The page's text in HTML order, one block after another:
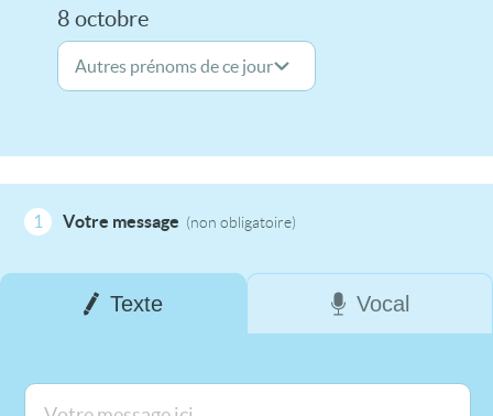
8 octobre
1 Votre message (non obligatoire)
Texte Vocal